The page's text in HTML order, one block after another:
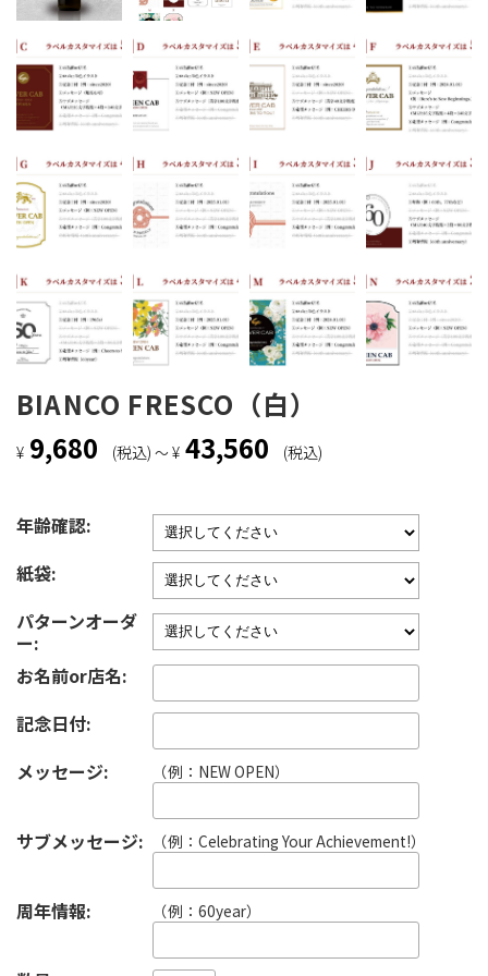
BIANCO FRESCO（白）
¥ 9,680 (税込) ～ ¥ 43,560 (税込)
年齢確認:
紙袋:
パターンオーダ
ー:
お名前or店名:
記念日付:
メッセージ:
（例：NEW OPEN）
サブメッセージ: （例：Celebrating Your Achievement!）
周年情報: （例：60year）